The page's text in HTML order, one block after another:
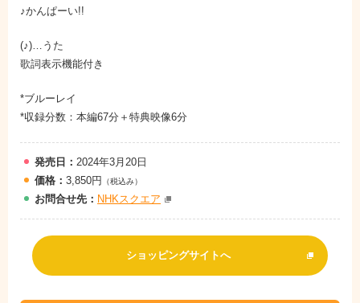
♪かんぱーい!!
(♪)…うた
歌詞表示機能付き
*ブルーレイ
*収録分数：本編67分＋特典映像6分
発売日： 2024年3月20日
価格： 3,850円 （税込み）
お問合せ先： NHKスクエア
ショッピングサイトへ